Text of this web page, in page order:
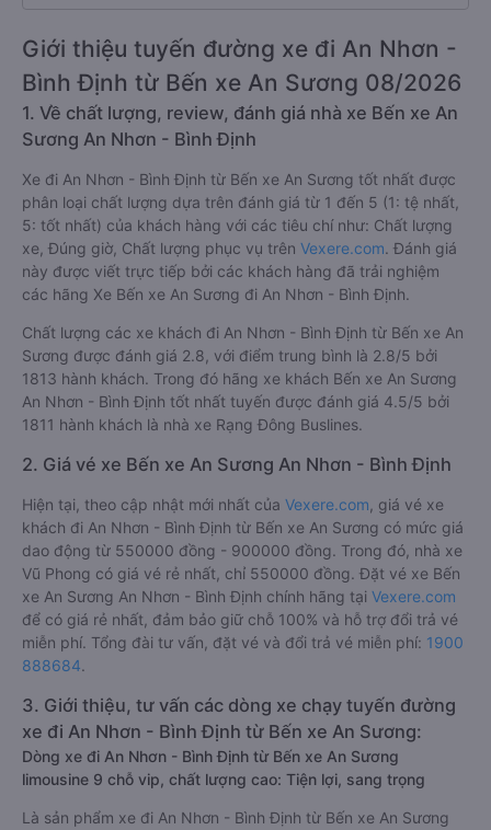
Giới thiệu tuyến đường xe đi An Nhơn -
Bình Định từ Bến xe An Sương 08/2026
1. Về chất lượng, review, đánh giá nhà xe Bến xe An
Sương An Nhơn - Bình Định
Xe đi An Nhơn - Bình Định từ Bến xe An Sương tốt nhất được
phân loại chất lượng dựa trên đánh giá từ 1 đến 5 (1: tệ nhất,
5: tốt nhất) của khách hàng với các tiêu chí như: Chất lượng
xe, Đúng giờ, Chất lượng phục vụ trên Vexere.com. Đánh giá
này được viết trực tiếp bởi các khách hàng đã trải nghiệm
các hãng Xe Bến xe An Sương đi An Nhơn - Bình Định.
Chất lượng các xe khách đi An Nhơn - Bình Định từ Bến xe An
Sương được đánh giá 2.8, với điểm trung bình là 2.8/5 bởi
1813 hành khách. Trong đó hãng xe khách Bến xe An Sương
An Nhơn - Bình Định tốt nhất tuyến được đánh giá 4.5/5 bởi
1811 hành khách là nhà xe Rạng Đông Buslines.
2. Giá vé xe Bến xe An Sương An Nhơn - Bình Định
Hiện tại, theo cập nhật mới nhất của Vexere.com , giá vé xe
khách đi An Nhơn - Bình Định từ Bến xe An Sương có mức giá
dao động từ 550000 đồng - 900000 đồng. Trong đó, nhà xe
Vũ Phong có giá vé rẻ nhất, chỉ 550000 đồng. Đặt vé xe Bến
xe An Sương An Nhơn - Bình Định chính hãng tại Vexere.com
để có giá rẻ nhất, đảm bảo giữ chỗ 100% và hỗ trợ đổi trả vé
miễn phí. Tổng đài tư vấn, đặt vé và đổi trả vé miễn phí: 1900
888684.
3. Giới thiệu, tư vấn các dòng xe chạy tuyến đường
xe đi An Nhơn - Bình Định từ Bến xe An Sương:
Dòng xe đi An Nhơn - Bình Định từ Bến xe An Sương
limousine 9 chỗ vip, chất lượng cao: Tiện lợi, sang trọng
Là sản phẩm xe đi An Nhơn - Bình Định từ Bến xe An Sương